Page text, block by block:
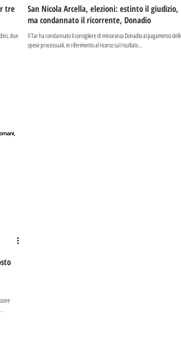
tre
due
San Nicola Arcella, elezioni: estinto il giudizio,
ma condannato il ricorrente, Donadio
Il Tar ha condannato il consigliere di minoranza Donadio al pagamento delle
spese processuali, in riferimento al ricorso sul risultato...